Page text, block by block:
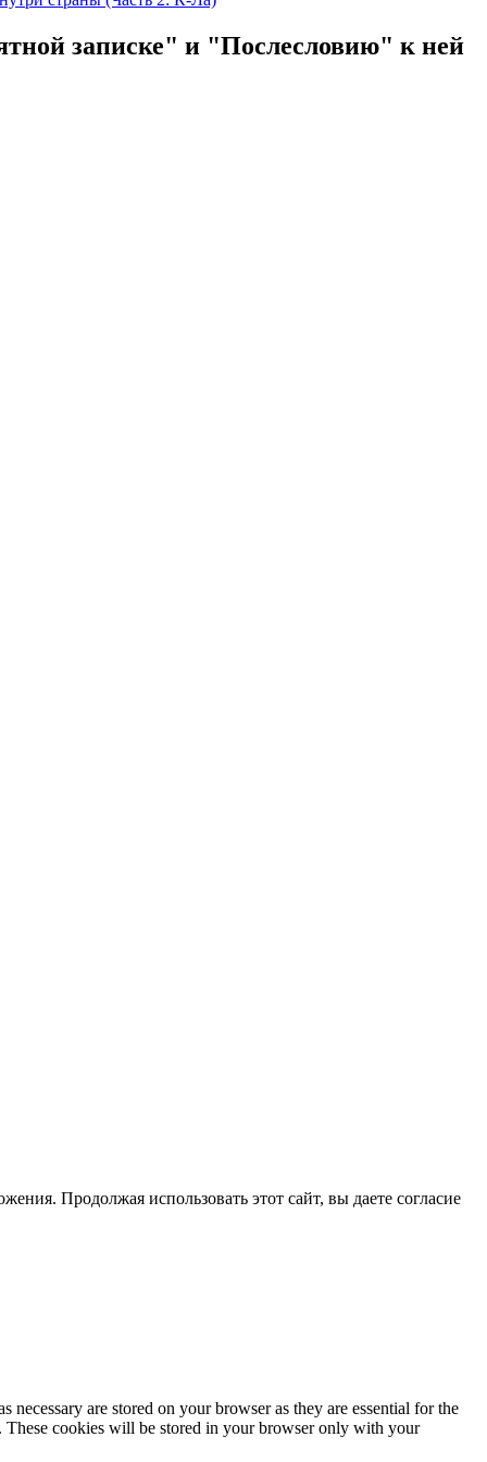
записке" и "Послесловию" к ней
Продолжая использовать этот сайт, вы даете согласие
are stored on your browser as they are essential for the
These cookies will be stored in your browser only with your